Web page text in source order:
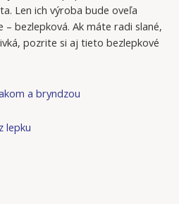
Len ich výroba bude oveľa
bezlepková. Ak máte radi slané,
pozrite si aj tieto bezlepkové
a bryndzou
lepku